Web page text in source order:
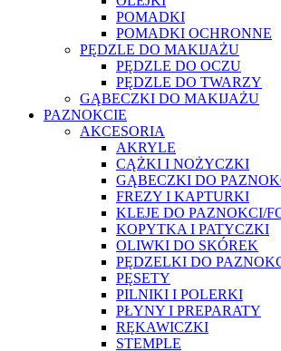
POMADKI
POMADKI OCHRONNE
PĘDZLE DO MAKIJAŻU
PĘDZLE DO OCZU
PĘDZLE DO TWARZY
GĄBECZKI DO MAKIJAŻU
PAZNOKCIE
AKCESORIA
AKRYLE
CĄŻKI I NOŻYCZKI
GĄBECZKI DO
FREZY I KAPTURKI
KLEJE DO PAZNOKCI/
KOPYTKA I PATYCZKI
OLIWKI DO SKÓREK
PĘDZELKI DO
PĘSETY
PILNIKI I POLERKI
PŁYNY I PREPARATY
RĘKAWICZKI
STEMPLE